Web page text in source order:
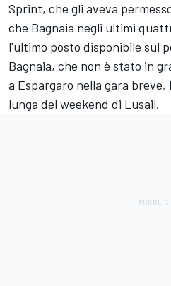
Sprint, che gli aveva
che Bagnaia negli ultimi
l'ultimo posto disponibile sul
Bagnaia, che non è stato in
a Espargaro nella gara
lunga del weekend di Lusail.